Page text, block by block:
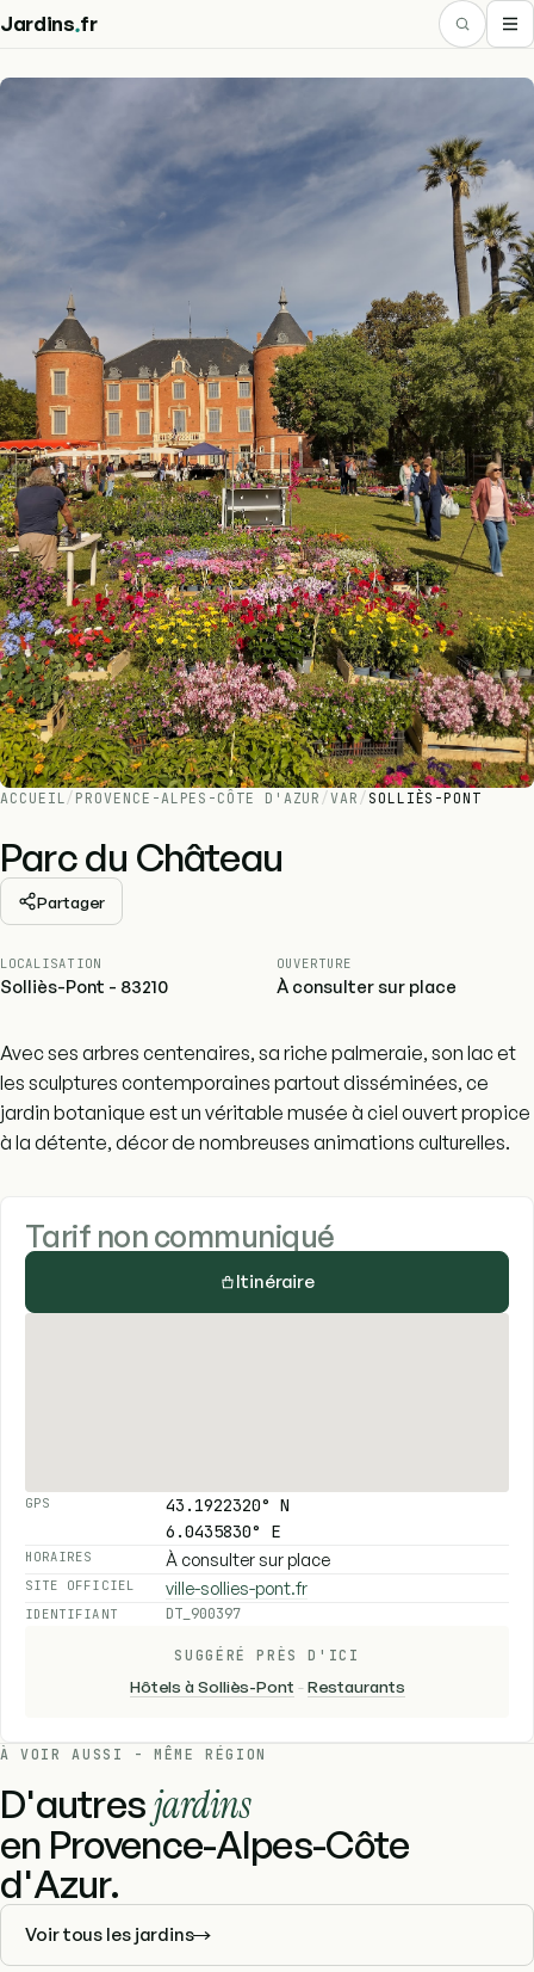
Jardins.fr
ACCUEIL / PROVENCE-ALPES-CÔTE D'AZUR /VAR / SOLLIÈS-PONT
Parc du Château
Partager
LOCALISATION
Solliès-Pont - 83210
OUVERTURE
À consulter sur place
Avec ses arbres centenaires, sa riche palmeraie, son lac et
les sculptures contemporaines partout disséminées, ce
jardin botanique est un véritable musée à ciel ouvert propice
à la détente, décor de nombreuses animations culturelles.
Tarif non communiqué
Itinéraire
GPS
43.1922320° N
6.0435830° E
HORAIRES À consulter sur place
SITE OFFICIEL ville-sollies-pont.fr
IDENTIFIANT DT_900397
SUGGÉRÉ PRÈS D'ICI
Hôtels à Solliès-Pont -Restaurants
À VOIR AUSSI - MÊME RÉGION
D'autresjardins
en Provence-Alpes-Côte
d'Azur.
Voir tous les jardins